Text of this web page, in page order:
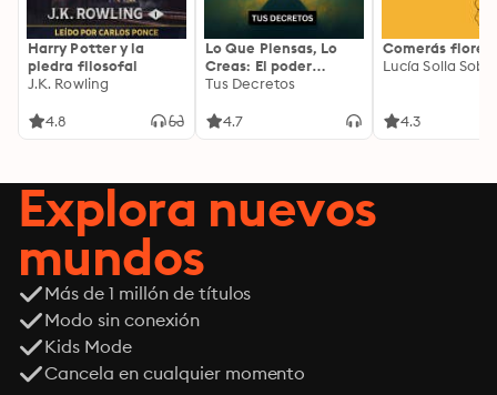
Harry Potter y la
piedra filosofal
J.K. Rowling
4.8
Lo Que Piensas, Lo
Creas: El poder
invisible de tus
tu energía para
Tus Decretos
4.7
Comerás flores
Lucía Solla
4.3
Explora nuevos
mundos
Más de 1 millón de títulos
Modo sin conexión
Kids Mode
Cancela en cualquier momento